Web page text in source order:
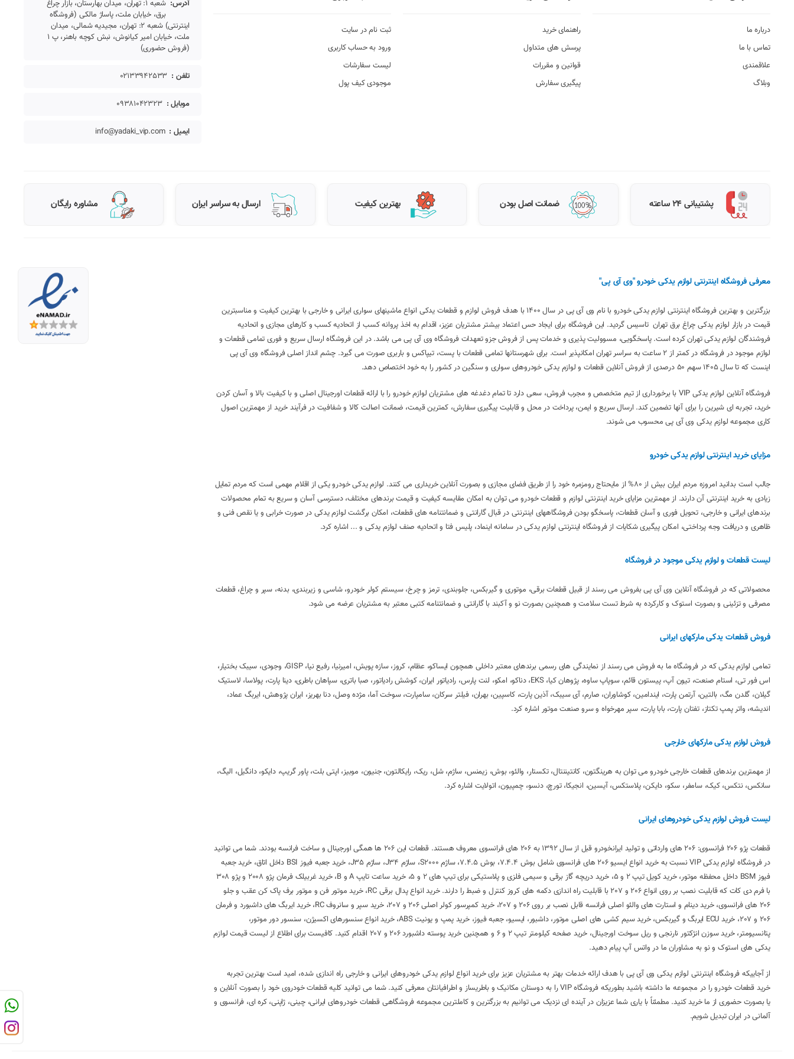
درباره ما
تماس با ما
علاقمندی
وبلاگ
راهنمای خرید
پرسش های متداول
قوانین و مقررات
پیگیری سفارش
ثبت نام در سایت
ورود به حساب کاربری
لیست سفارشات
موجودی کیف پول
آدرس:
شعبه 1: تهران، میدان بهارستان، بازار چراغ
برق، خیابان ملت، پاساژ مالکی (فروشگاه
اینترنتی) شعبه 2: تهران، مجیدیه شمالی، میدان
ملت، خیابان امیر کیانوش، نبش کوچه باهنر، پ 1
(فروش حضوری)
تلفن : 02133942533
موبایل : 09381042323
ایمیل : info@yadaki_vip.com
پشتیبانی 24 ساعته ضمانت اصل بودن بهترین کیفیت ارسال به سراسر ایران مشاوره رایگان
معرفی فروشگاه اینترنتی لوازم یدکی خودرو "وی آی پی"
بزرگترین و بهترین فروشگاه اینترنتی لوازم یدکی خودرو با نام وی آی پی در سال 1400 با هدف فروش لوازم و قطعات یدکی انواع ماشینهای سواری ایرانی و خارجی با بهترین کیفیت و مناسبترین
قیمت در بازار لوازم یدکی چراغ برق تهران تاسیس گردید. این فروشگاه برای ایجاد حس اعتماد بیشتر مشتریان عزیز، اقدام به اخذ پروانه کسب از اتحادیه کسب و کارهای مجازی و اتحادیه
فروشندگان لوازم یدکی تهران کرده است. پاسخگویی، مسوولیت پذیری و خدمات پس از فروش جزو تعهدات فروشگاه وی آی پی می باشد. در این فروشگاه ارسال سریع و فوری تمامی قطعات و
لوازم موجود در فروشگاه در کمتر از 2 ساعت به سراسر تهران امکانپذیر است. برای شهرستانها تمامی قطعات با پست، تیپاکس و باربری صورت می گیرد. چشم انداز اصلی فروشگاه وی آی پی
اینست که تا سال 1405 سهم 50 درصدی از فروش آنلاین قطعات و لوازم یدکی خودروهای سواری و سنگین در کشور را به خود اختصاص دهد.
فروشگاه آنلاین لوازم یدکی VIP با برخورداری از تیم متخصص و مجرب فروش، سعی دارد تا تمام دغدغه های مشتریان لوازم خودرو را با ارائه قطعات اورجینال اصلی و با کیفیت بالا و آسان کردن
خرید، تجربه ای شیرین را برای آنها تضمین کند. ارسال سریع و ایمن، پرداخت در محل و قابلیت پیگیری سفارش، کمترین قیمت، ضمانت اصالت کالا و شفافیت در فرآیند خرید از مهمترین اصول
کاری مجموعه لوازم یدکی وی آی پی محسوب می شوند.
مزایای خرید اینترنتی لوازم یدکی خودرو
جالب است بدانید امروزه مردم ایران بیش از 80% از مایحتاج رومزمره خود را از طریق فضای مجازی و بصورت آنلاین خریداری می کنند. لوازم یدکی خودرو یکی از اقلام مهمی است که مردم تمایل
زیادی به خرید اینترنتی آن دارند. از مهمترین مزایای خرید اینترنتی لوازم و قطعات خودرو می توان به امکان مقایسه کیفیت و قیمت برندهای مختلف، دسترسی آسان و سریع به تمام محصولات
برندهای ایرانی و خارجی، تحویل فوری و آسان قطعات، پاسخگو بودن فروشگاههای اینترنتی در قبال گارانتی و ضمانتنامه های قطعات، امکان برگشت لوازم یدکی در صورت خرابی و یا نقص فنی و
ظاهری و دریافت وجه پرداختی، امکان پیگیری شکایات از فروشگاه اینترنتی لوازم یدکی در سامانه اینماد، پلیس فتا و اتحادیه صنف لوازم یدکی و ... اشاره کرد.
لیست قطعات و لوازم یدکی موجود در فروشگاه
محصولاتی که در فروشگاه آنلاین وی آی پی بفروش می رسند از قبیل قطعات برقی، موتوری و گیربکس، جلوبندی، ترمز و چرخ، سیستم کولر خودرو، شاسی و زیربندی، بدنه، سپر و چراغ، قطعات
مصرفی و تزئینی و بصورت استوک و کارکرده به شرط تست سلامت و همچنین بصورت نو و آکبند با گارانتی و ضمانتنامه کتبی معتبر به مشتریان عرضه می شود.
فروش قطعات یدکی مارکهای ایرانی
تمامی لوازم یدکی که در فروشگاه ما به فروش می رسند از نمایندگی های رسمی برندهای معتبر داخلی همچون ایساکو، عظام، کروز، سازه پویش، امیرنیا، رفیع نیا، GISP، وجودی، سیبک بختیار،
اس فور تی، استام صنعت، تیون آپ، پیستون قائم، سوپاپ ساوه، پژوهان کیا، EKS، دناکو، امکو، لنت پارس، رادیاتور ایران، کوشش رادیاتور، صبا باتری، سپاهان باطری، دینا پارت، پولاسا، لاستیک
گیلان، گلدن مگ، بالتین، آرتمن پارت، ایندامین، کوشاوران، صارم، آی سیبک، آذین پارت، کاسپین، بهران، فیلتر سرکان، سامپارت، سوخت آما، مژده وصل، دنا بهریز، ایران پژوهش، ایربگ عماد،
اندیشه، واتر پمپ تکتاز، تفتان پارت، بابا پارت، سپر مهرخواه و سرو صنعت موتور اشاره کرد.
فروش لوازم یدکی مارکهای خارجی
از مهمترین برندهای قطعات خارجی خودرو می توان به هرینگتون، کانتیننتال، تکستار، والئو، بوش، زیمنس، ساژم، شل، ریک، رایکالتون، جنیون، موبیز، اپتی بلت، پاور گریپ، دایکو، دانگیل، الیگ،
سانکس، نتکس، کیک، سامفر، سکو، دایکن، پلاستکس، آیسین، انجیکا، تورچ، دنسو، چمپیون، اتولایت اشاره کرد.
لیست فروش لوازم یدکی خودروهای ایرانی
قطعات پژو 206 فرانسوی: 206 های وارداتی و تولید ایرانخودرو قبل از سال 1392 به 206 های فرانسوی معروف هستند. قطعات این 206 ها همگی اورجینال و ساخت فرانسه بودند. شما می توانید
در فروشگاه لوازم یدکی VIP نسبت به خرید انواع ایسیو 206 های فرانسوی شامل بوش 7.4.4، بوش 7.4.5، ساژم S2000، ساژم J34، ساژم J35، خرید جعبه فیوز BSI داخل اتاق، خرید جعبه
فیوز BSM داخل محفظه موتور، خرید کویل تیپ 2 و 5، خرید دریچه گاز برقی و سیمی فلزی و پلاستیکی برای تیپ های 2 و 5، خرید ساعت تایپ A و B، خرید غربیلک فرمان پژو 2008 و پژو 308
با فرم دی کات که قابلیت نصب بر روی انواع 206 و 207 با قابلیت راه اندازی دکمه های کروز کنترل و ضبط را دارند. خرید انواع پدال برقی RC، خرید موتور فن و موتور برف پاک کن عقب و جلو
206 های فرانسوی، خرید دینام و استارت های والئو اصلی فرانسه قابل نصب بر روی 206 و 207، خرید کمپرسور کولر اصلی 206 و 207، خرید سپر و سانروف RC، خرید ایربگ های داشبورد و فرمان
206 و 207، خرید ECU ایربگ و گیربکس، خرید سیم کشی های اصلی موتور، داشبور، ایسیو، جعبه فیوز، خرید پمپ و یونیت ABS، خرید انواع سنسورهای اکسیژن، سنسور دور موتور،
پتانسیومتر، خرید سوزن انژکتور نارنجی و ریل سوخت اورجینال، خرید صفحه کیلومتر تیپ 2 و 6 و همچنین خرید پوسته داشبورد 206 و 207 اقدام کنید. کافیست برای اطلاع از لیست قیمت لوازم
یدکی های استوک و نو به مشاوران ما در واتس آپ پیام دهید.
از آجاییکه فروشگاه اینترنتی لوازم یدکی وی آی پی با هدف ارائه خدمات بهتر به مشتریان عزیز برای خرید انواع لوازم یدکی خودروهای ایرانی و خارجی راه اندازی شده، امید است بهترین تجربه
خرید قطعات خودرو را در مجموعه ما داشته باشید بطوریکه فروشگاه VIP را به دوستان مکانیک و باطریساز و اطرافیانتان معرفی کنید. شما می توانید کلیه قطعات خودروی خود را بصورت آنلاین و
یا بصورت حضوری از ما خرید کنید. مطمئناً با یاری شما عزیزان در آینده ای نزدیک می توانیم به بزرگترین و کاملترین مجموعه فروشگاهی قطعات خودروهای ایرانی، چینی، ژاپنی، کره ای، فرانسوی و
آلمانی در ایران تبدیل شویم.